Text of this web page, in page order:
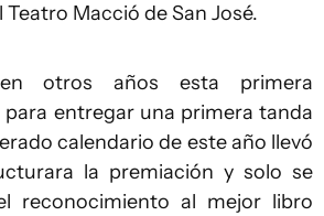
Macció de San José.
otros años esta primera
para entregar una primera tanda
calendario de este año llevó
la premiación y solo se
reconocimiento al mejor libro